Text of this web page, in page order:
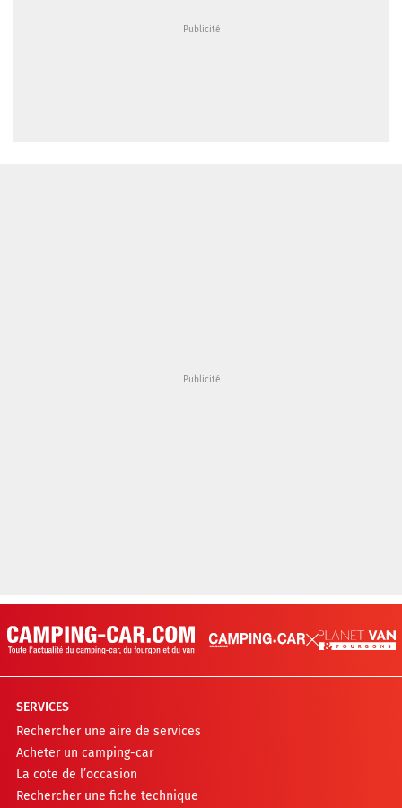
SERVICES
Rechercher une aire de services
Acheter un camping-car
La cote de l’occasion
Rechercher une fiche technique